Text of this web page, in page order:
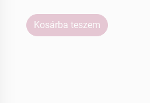
Kosárba teszem